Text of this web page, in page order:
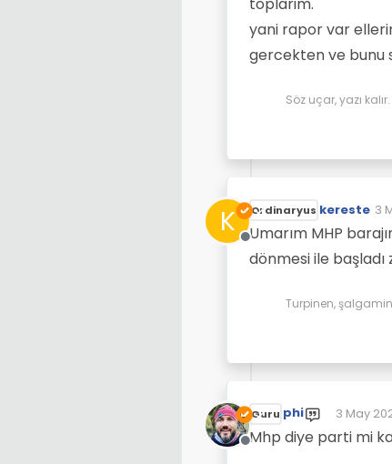
toplarim.
yani rapor var
gercekten ve bunu
Söz uçar, yazı
K
Çevrimdışı
Ordinaryus kereste 3
Umarım MHP
dönmesi ile başladı
Turpinen,
Çevrimdışı
Guru phi 3 May
Son
Mhp diye parti mi